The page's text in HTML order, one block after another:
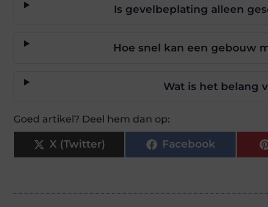
Is gevelbeplating alleen
Hoe snel kan een gebouw
Wat is het belang
Goed artikel? Deel hem dan op:
X (Twitter) Facebook